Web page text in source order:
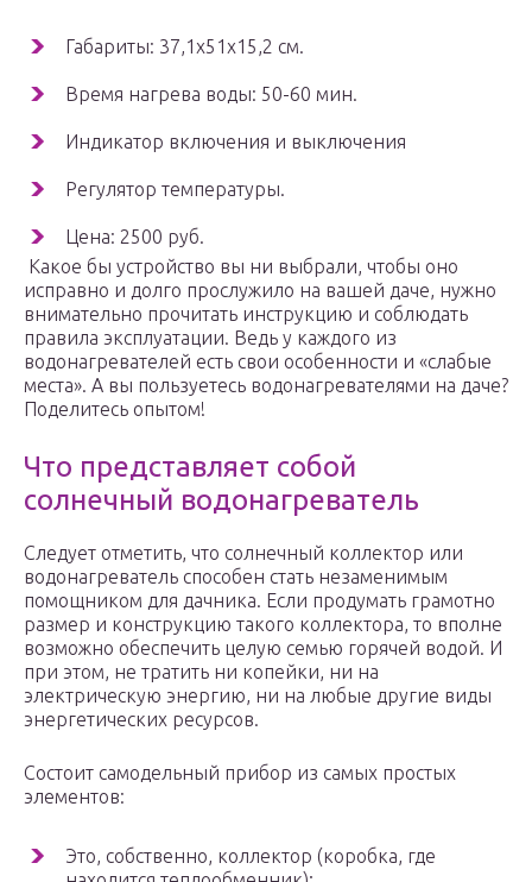
Габариты: 37,1х51х15,2 см.
Время нагрева воды: 50-60 мин.
Индикатор включения и выключения
Регулятор температуры.
Цена: 2500 руб.
Какое бы устройство вы ни выбрали, чтобы оно
исправно и долго прослужило на вашей даче, нужно
внимательно прочитать инструкцию и соблюдать
правила эксплуатации. Ведь у каждого из
водонагревателей есть свои особенности и «слабые
места». А вы пользуетесь водонагревателями на даче?
Поделитесь опытом!
Что представляет собой
солнечный водонагреватель
Следует отметить, что солнечный коллектор или
водонагреватель способен стать незаменимым
помощником для дачника. Если продумать грамотно
размер и конструкцию такого коллектора, то вполне
возможно обеспечить целую семью горячей водой. И
при этом, не тратить ни копейки, ни на
электрическую энергию, ни на любые другие виды
энергетических ресурсов.
Состоит самодельный прибор из самых простых
элементов:
Это, собственно, коллектор (коробка, где